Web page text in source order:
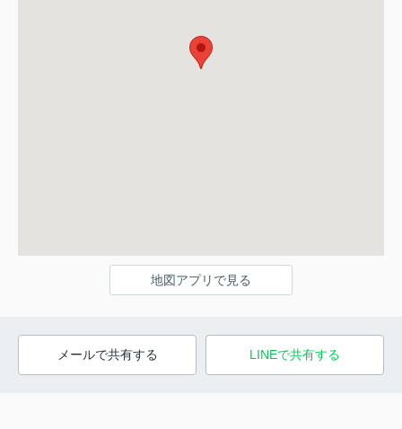
地図アプリで見る
メールで共有する LINEで共有する